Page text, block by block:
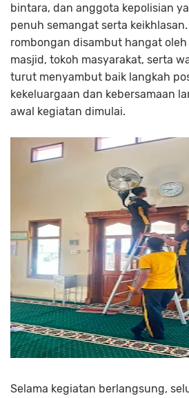
bintara, dan anggota kepolisian
penuh semangat serta
rombongan disambut hangat
masjid, tokoh masyarakat, serta
turut menyambut baik langkah
kekeluargaan dan kebersamaan
awal kegiatan dimulai.
Selama kegiatan berlangsung,